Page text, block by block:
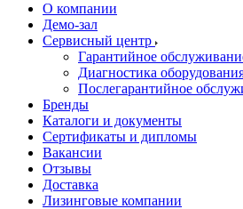
О компании
Демо-зал
Сервисный центр
Гарантийное
Диагностика
Послегарантийное
Бренды
Каталоги и документы
Сертификаты и дипломы
Вакансии
Отзывы
Доставка
Лизинговые компании